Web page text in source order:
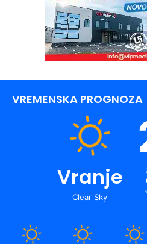
VREMENSKA PROGNOZA
Vranje
Clear Sky